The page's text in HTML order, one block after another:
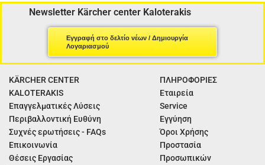
Newsletter Kärcher center Kaloterakis
Εγγραφή στο δελτίο νέων / Δημιουργία
Λογαριασμού
KÄRCHER CENTER
KALOTERAKIS
Επαγγελματικές Λύσεις
Περιβαλλοντική Ευθύνη
Συχνές ερωτήσεις - FAQs
Επικοινωνία
Θέσεις Εργασίας
ΠΛΗΡΟΦΟΡΙΕΣ
Εταιρεία
Service
Εγγύηση
Όροι Χρήσης
Προστασία
Προσωπικών